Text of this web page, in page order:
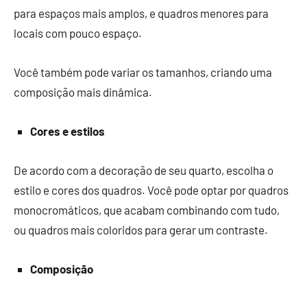
para espaços mais amplos, e quadros menores para
locais com pouco espaço.
Você também pode variar os tamanhos, criando uma
composição mais dinâmica.
Cores e estilos
De acordo com a decoração de seu quarto, escolha o
estilo e cores dos quadros. Você pode optar por quadros
monocromáticos, que acabam combinando com tudo,
ou quadros mais coloridos para gerar um contraste.
Composição